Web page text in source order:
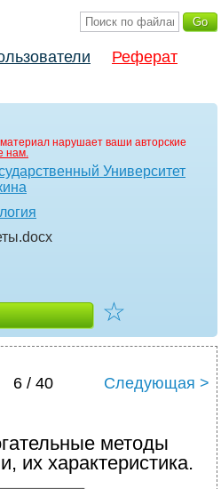
Реферат
нарушает ваши авторские
нам.
Университет
.docx
☆
6 / 40 Следующая >
методы
их характеристика.